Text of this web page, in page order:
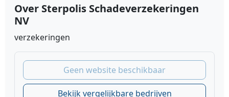
Over Sterpolis Schadeverzekeringen
NV
verzekeringen
Geen website beschikbaar
Bekijk vergelijkbare bedrijven